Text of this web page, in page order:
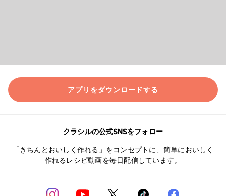
アプリをダウンロードする
クラシルの公式SNSをフォロー
「きちんとおいしく作れる」をコンセプトに、簡単においしく
作れるレシピ動画を毎日配信しています。